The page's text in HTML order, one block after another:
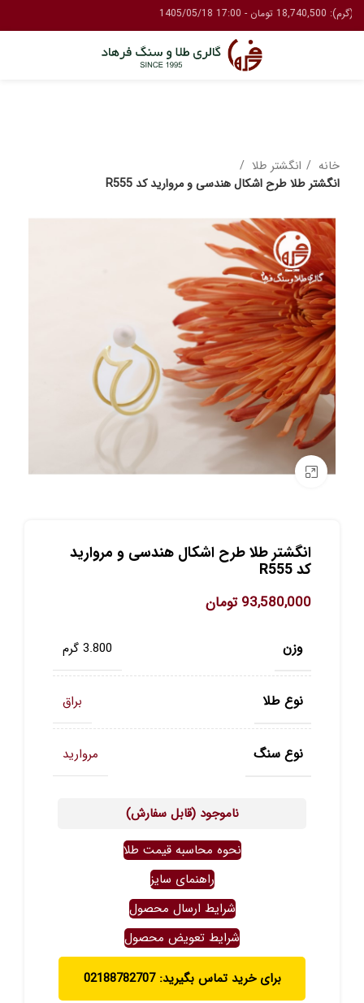
خانه
انگشتر طلا
انگشتر طلا طرح اشکال هندسی و مروارید کد R555
برای بزرگنمایی کلیک کنید
انگشتر طلا طرح اشکال هندسی و مروارید
کد R555
93,580,000 تومان
وزن 3.800 گرم
نوع طلا براق
نوع سنگ مروارید
ناموجود (قابل سفارش)
نحوه محاسبه قیمت طلا
راهنمای سایز
شرایط ارسال محصول
شرایط تعویض محصول
برای خرید تماس بگیرید: 02188782707